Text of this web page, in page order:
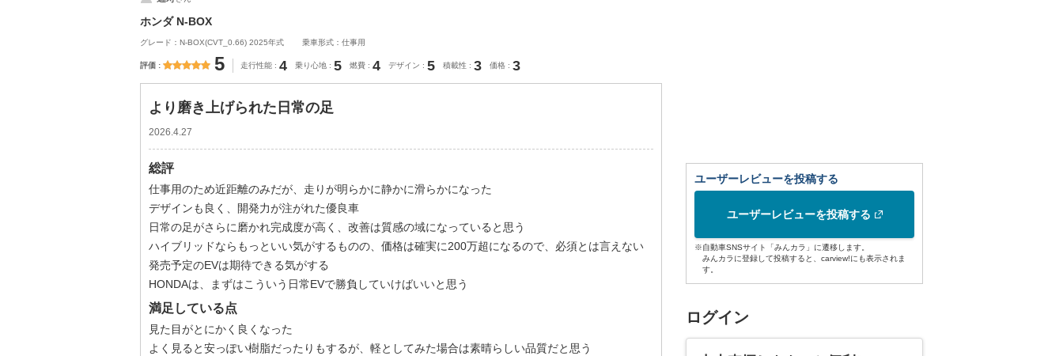
ホンダ N-BOX
グレード：N-BOX(CVT_0.66) 2025年式 乗車形式：仕事用
評価 5 走行性能 4 乗り心地 5 燃費 4 デザイン 5 積載性 3 価格 3
より磨き上げられた日常の足
2026.4.27
総評
仕事用のため近距離のみだが、走りが明らかに静かに滑らかになった
デザインも良く、開発力が注がれた優良車
日常の足がさらに磨かれ完成度が高く、改善は質感の域になっていると思う
ハイブリッドならもっといい気がするものの、価格は確実に200万超になるので、必須とは言えない
発売予定のEVは期待できる気がする
HONDAは、まずはこういう日常EVで勝負していけばいいと思う
満足している点
見た目がとにかく良くなった
よく見ると安っぽい樹脂だったりもするが、軽としてみた場合は素晴らしい品質だと思う
ユーザーレビューを投稿する
ユーザーレビューを投稿する
※自動車SNSサイト「みんカラ」に遷移します。
みんカラに登録して投稿すると、carview!にも表示されま
す。
ログイン